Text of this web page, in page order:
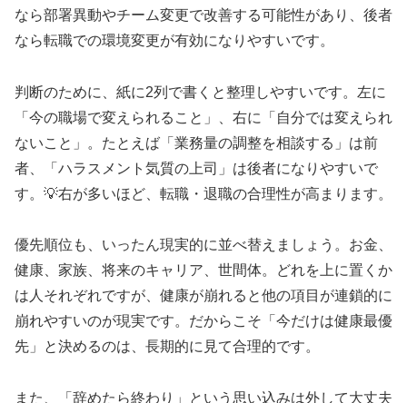
なら部署異動やチーム変更で改善する可能性があり、後者
なら転職での環境変更が有効になりやすいです。
判断のために、紙に2列で書くと整理しやすいです。左に
「今の職場で変えられること」、右に「自分では変えられ
ないこと」。たとえば「業務量の調整を相談する」は前
者、「ハラスメント気質の上司」は後者になりやすいで
す。💡右が多いほど、転職・退職の合理性が高まります。
優先順位も、いったん現実的に並べ替えましょう。お金、
健康、家族、将来のキャリア、世間体。どれを上に置くか
は人それぞれですが、健康が崩れると他の項目が連鎖的に
崩れやすいのが現実です。だからこそ「今だけは健康最優
先」と決めるのは、長期的に見て合理的です。
また、「辞めたら終わり」という思い込みは外して大丈夫